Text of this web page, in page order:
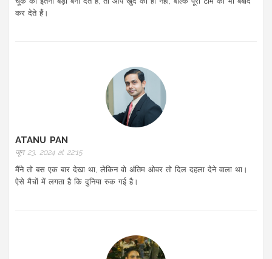
कर देते हैं।
ATANU PAN
जून 23, 2024 at 22:15
मैंने तो बस एक बार देखा था, लेकिन वो अंतिम ओवर तो दिल दहला देने वाला था।
ऐसे मैचों में लगता है कि दुनिया रुक गई है।